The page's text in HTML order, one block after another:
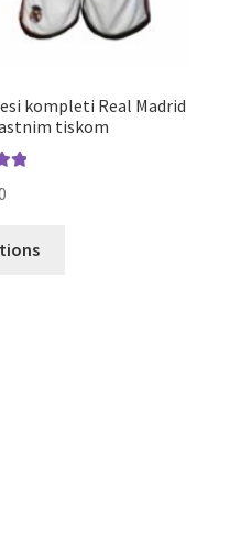
kompleti Real Madrid
tiskom